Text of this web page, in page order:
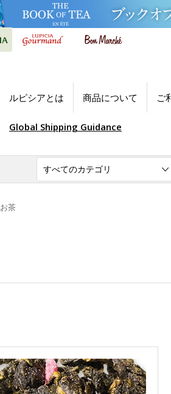
ルピシアとは 商品について ご
Global Shipping Guidance
お茶